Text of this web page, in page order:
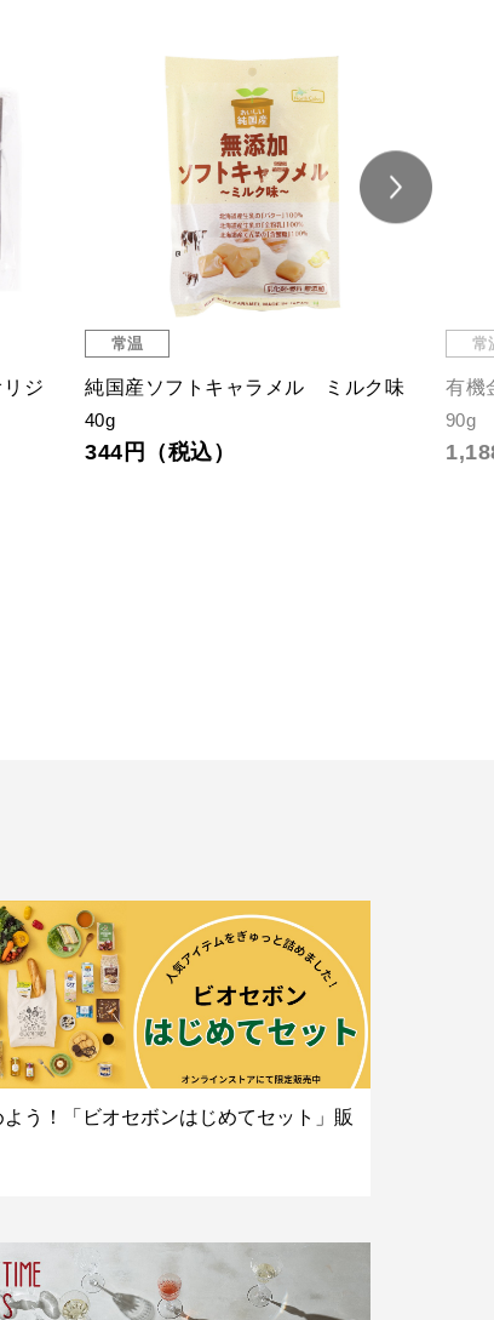
ジ
常温
純国産ソフトキャラメル ミルク味
40g
344円（税込）
常
有機
90g
よう！「ビオセボンはじめてセット」販